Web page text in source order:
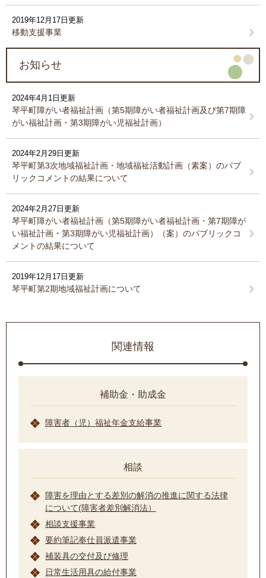
2019年12月17日更新
移動支援事業
お知らせ
2024年4月1日更新
琴平町障がい者福祉計画（第5期障がい者福祉計画及び第7期障
がい福祉計画・第3期障がい児福祉計画）
2024年2月29日更新
琴平町第3次地域福祉計画・地域福祉活動計画（素案）のパブ
リックコメントの結果について
2024年2月27日更新
琴平町障がい者福祉計画（第5期障がい者福祉計画・第7期障が
い福祉計画・第3期障がい児福祉計画）（案）のパブリックコ
メントの結果について
2019年12月17日更新
琴平町第2期地域福祉計画について
関連情報
補助金・助成金
障害者（児）福祉年金支給事業
相談
障害を理由とする差別の解消の推進に関する法律
について(障害者差別解消法）
相談支援事業
要約筆記奉仕員派遣事業
補装具の交付及び修理
日常生活用具の給付事業